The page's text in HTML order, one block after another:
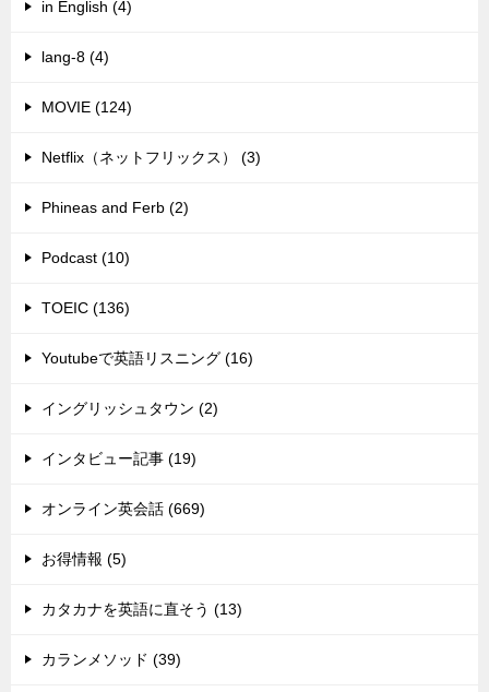
in English (4)
lang-8 (4)
MOVIE (124)
Netflix（ネットフリックス） (3)
Phineas and Ferb (2)
Podcast (10)
TOEIC (136)
Youtubeで英語リスニング (16)
イングリッシュタウン (2)
インタビュー記事 (19)
オンライン英会話 (669)
お得情報 (5)
カタカナを英語に直そう (13)
カランメソッド (39)